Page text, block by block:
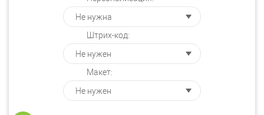
Штрих-код:
Макет: